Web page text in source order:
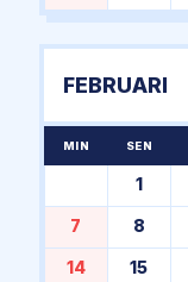
FEBRUARI
MIN SEN
1
7 8
14 15